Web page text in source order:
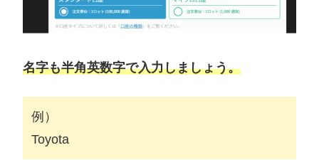
名字も半角英数字で入力しましょう。
例）
Toyota